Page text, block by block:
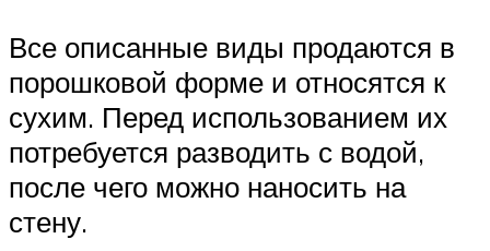
Все описанные виды продаются в
порошковой форме и относятся к
сухим. Перед использованием их
потребуется разводить с водой,
после чего можно наносить на
стену.